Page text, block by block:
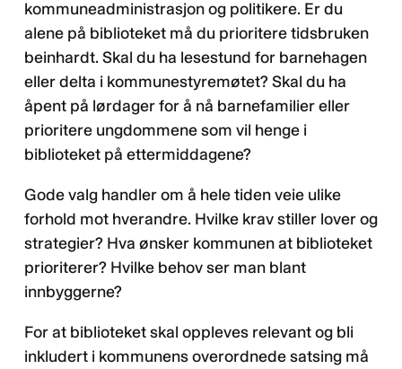
kommuneadministrasjon og politikere. Er du
alene på biblioteket må du prioritere tidsbruken
beinhardt. Skal du ha lesestund for barnehagen
eller delta i kommunestyremøtet? Skal du ha
åpent på lørdager for å nå barnefamilier eller
prioritere ungdommene som vil henge i
biblioteket på ettermiddagene?
Gode valg handler om å hele tiden veie ulike
forhold mot hverandre. Hvilke krav stiller lover og
strategier? Hva ønsker kommunen at biblioteket
prioriterer? Hvilke behov ser man blant
innbyggerne?
For at biblioteket skal oppleves relevant og bli
inkludert i kommunens overordnede satsing må